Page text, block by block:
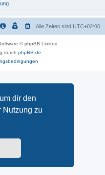
dir den
Nutzung zu
Alle Zeiten sind UTC+02:00
© phpBB Limited
durch phpBB.de